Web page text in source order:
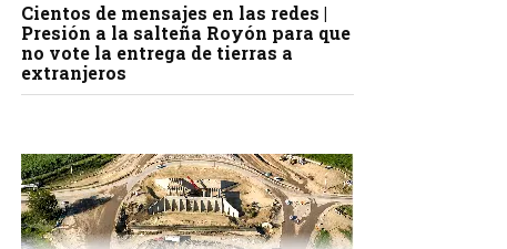
Cientos de mensajes en las redes |
Presión a la salteña Royón para que
no vote la entrega de tierras a
extranjeros